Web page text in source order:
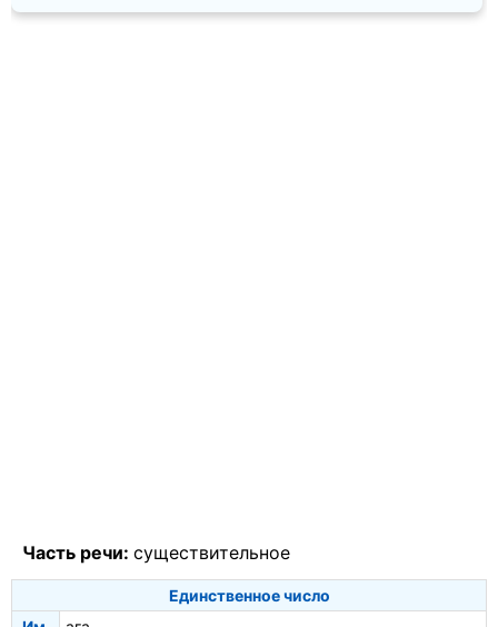
Часть речи: существительное
Единственное число